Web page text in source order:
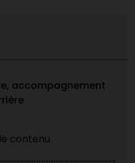
accompagnement
contenu
vos
grâce à la